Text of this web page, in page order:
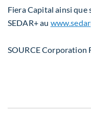
Fiera Capital ainsi que
SEDAR+ au
SOURCE Corporation